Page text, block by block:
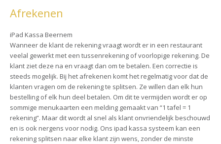
Afrekenen
iPad Kassa Beernem
Wanneer de klant de rekening vraagt wordt er in een restaurant
veelal gewerkt met een tussenrekening of voorlopige rekening. De
klant ziet deze na en vraagt dan om te betalen. Een correctie is
steeds mogelijk. Bij het afrekenen komt het regelmatig voor dat de
klanten vragen om de rekening te splitsen. Ze willen dan elk hun
bestelling of elk hun deel betalen. Om dit te vermijden wordt er op
sommige menukaarten een melding gemaakt van “1 tafel = 1
rekening”. Maar dit wordt al snel als klant onvriendelijk beschouwd
en is ook nergens voor nodig. Ons ipad kassa systeem kan een
rekening splitsen naar elke klant zijn wens, zonder de minste